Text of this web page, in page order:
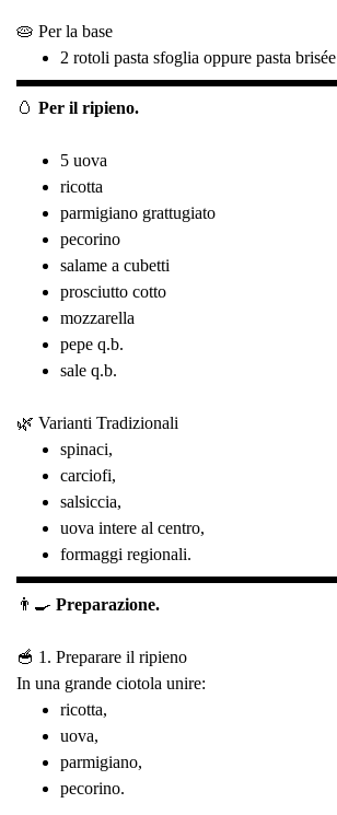
🥧 Per la base
2 rotoli pasta sfoglia oppure pasta brisée
🥚 Per il ripieno.
5 uova
ricotta
parmigiano grattugiato
pecorino
salame a cubetti
prosciutto cotto
mozzarella
pepe q.b.
sale q.b.
🌿 Varianti Tradizionali
spinaci,
carciofi,
salsiccia,
uova intere al centro,
formaggi regionali.
👨‍🍳 Preparazione.
🥣 1. Preparare il ripieno
In una grande ciotola unire:
ricotta,
uova,
parmigiano,
pecorino.